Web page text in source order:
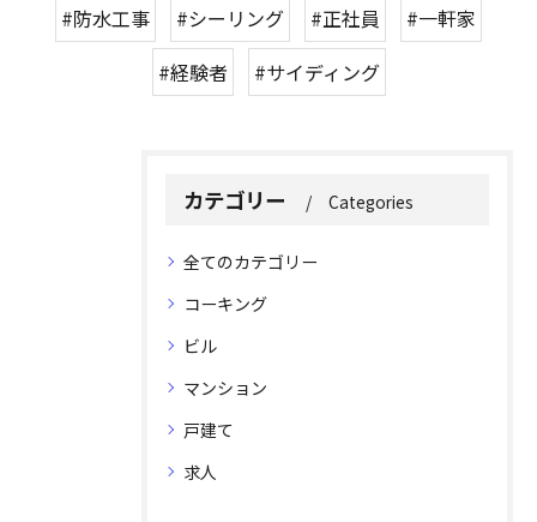
#防水工事 #シーリング #正社員
#一軒家
#経験者
#サイディング
カテゴリー Categories
全てのカテゴリー
コーキング
ビル
マンション
戸建て
求人